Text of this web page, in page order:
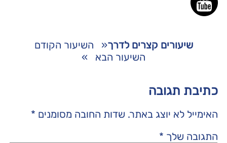
שיעורים קצרים לדרך« השיעור הקודם
השיעור הבא »
כתיבת תגובה
האימייל לא יוצג באתר. שדות החובה מסומנים *
התגובה שלך *